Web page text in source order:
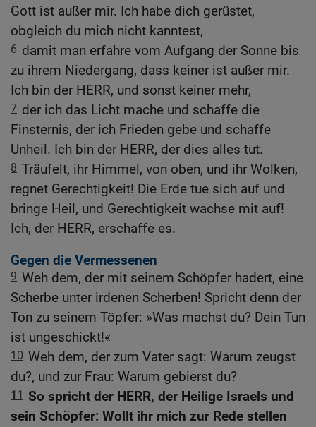
Gott ist außer mir. Ich habe dich gerüstet,
obgleich du mich nicht kanntest,
6 damit man erfahre vom Aufgang der Sonne bis
zu ihrem Niedergang, dass keiner ist außer mir.
Ich bin der HERR, und sonst keiner mehr,
7 der ich das Licht mache und schaffe die
Finsternis, der ich Frieden gebe und schaffe
Unheil. Ich bin der HERR, der dies alles tut.
8 Träufelt, ihr Himmel, von oben, und ihr Wolken,
regnet Gerechtigkeit! Die Erde tue sich auf und
bringe Heil, und Gerechtigkeit wachse mit auf!
Ich, der HERR, erschaffe es.
Gegen die Vermessenen
9 Weh dem, der mit seinem Schöpfer hadert, eine
Scherbe unter irdenen Scherben! Spricht denn der
Ton zu seinem Töpfer: »Was machst du? Dein Tun
ist ungeschickt!«
10 Weh dem, der zum Vater sagt: Warum zeugst
du?, und zur Frau: Warum gebierst du?
11 So spricht der HERR, der Heilige Israels und
sein Schöpfer: Wollt ihr mich zur Rede stellen